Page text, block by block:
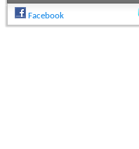
Facebook